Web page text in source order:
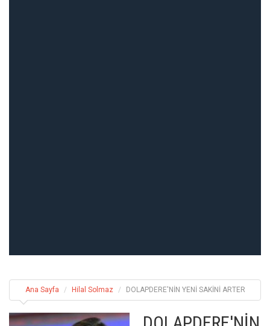
Ana Sayfa Hilal Solmaz DOLAPDERE'NİN YENİ SAKİNİ ARTER